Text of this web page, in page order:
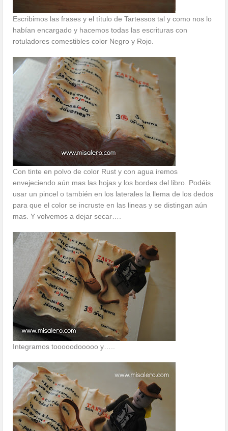
Escribimos las frases y el título de Tartessos tal y como nos lo
habían encargado y hacemos todas las escrituras con
rotuladores comestibles color Negro y Rojo.
Con tinte en polvo de color Rust y con agua iremos
envejeciendo aún mas las hojas y los bordes del libro. Podéis
usar un pincel o también en los laterales la llema de los dedos
para que el color se incruste en las lineas y se distingan aún
mas. Y volvemos a dejar secar….
Integramos tooooodooooo y…..